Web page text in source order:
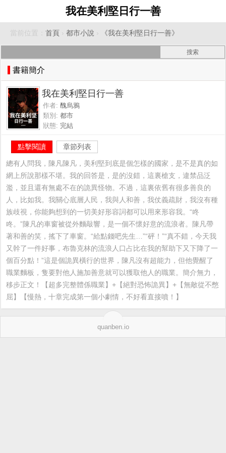
我在美利堅日行一善
當前位置： 首頁 › 都市小說 › 《我在美利堅日行一善》
書籍簡介
我在美利堅日行一善
作者: 醜烏鴉
類別: 都市
狀態: 完結
點擊閱讀 章節列表
總有人問我，陳凡陳凡，美利堅到底是個怎樣的國家，是不是真的如
網上所說那樣不堪。我的回答是，是的沒錯，這裏槍支，違禁品泛
濫，並且還有無處不在的詭異怪物。不過，這裏依舊有很多善良的
人，比如我。我關心底層人民，我與人和善，我仗義疏財，我沒有種
族歧視，你能夠想到的一切美好形容詞都可以用來形容我。“咚
咚。”陳凡的車窗被從外麵敲響，是一個不懷好意的流浪者。陳凡帶
著和善的笑，搖下了車窗。“給點錢吧先生…”“砰！”“真不錯，今天我
又幹了一件好事，布魯克林的流浪人口占比在我的幫助下又下降了一
個百分點！”這是個詭異橫行的世界，陳凡沒有超能力，但他覺醒了
職業麵板，隻要對他人施加善意就可以獲取他人的職業。簡介無力，
移步正文！【超多完整體係職業】+【絕對恐怖詭異】+【無敵從不憋
屈】【慢熱，十章完成第一個小劇情，不好看直接噴！】
quanben.io